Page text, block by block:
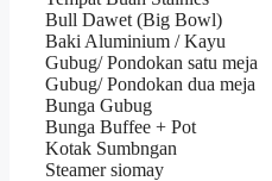
Bull Dawet (Big Bowl)
Baki Aluminium / Kayu
Gubug/ Pondokan satu meja
Gubug/ Pondokan dua meja
Bunga Gubug
Bunga Buffee + Pot
Kotak Sumbngan
Steamer siomay